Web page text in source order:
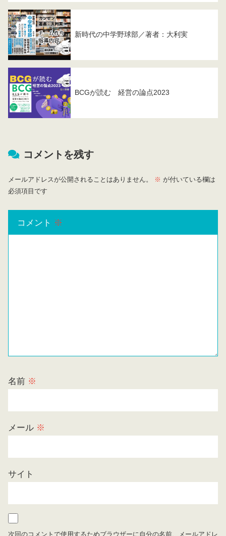
新時代の中学野球部／著者：大利実
BCGが読む 経営の論点2023
コメントを残す
メールアドレスが公開されることはありません。 ※ が付いている欄は
必須項目です
コメント ※
名前 ※
メール ※
サイト
次回のコメントで使用するためブラウザーに自分の名前、メールアドレ